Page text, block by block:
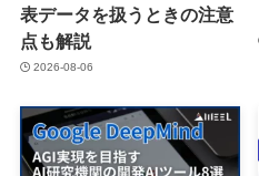
表データを扱うときの注意
点も解説
2026-08-06